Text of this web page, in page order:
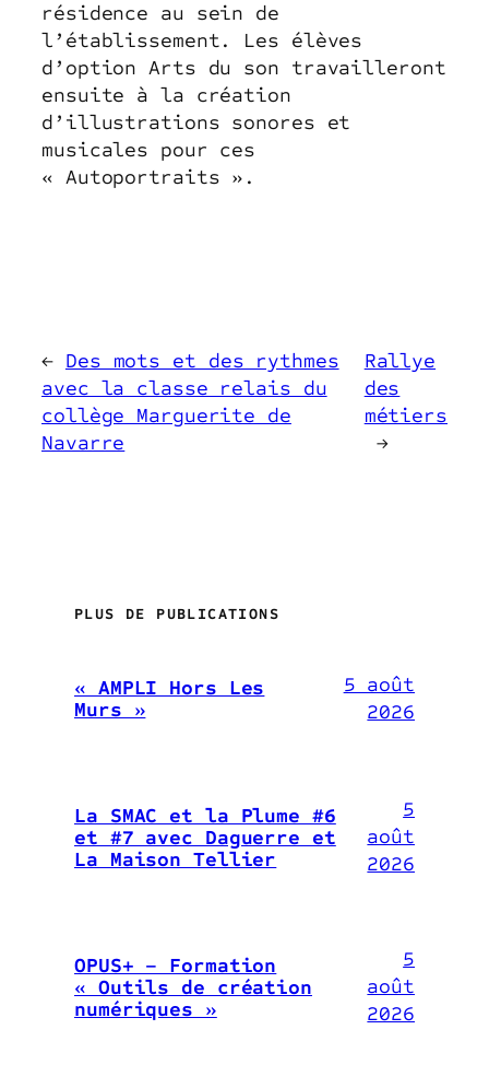
résidence au sein de
l’établissement. Les élèves
d’option Arts du son travailleront
ensuite à la création
d’illustrations sonores et
musicales pour ces
« Autoportraits ».
← Des mots et des rythmes
avec la classe relais du
collège Marguerite de
Navarre
Rallye
des
métiers
→
PLUS DE PUBLICATIONS
« AMPLI Hors Les
Murs »
5 août
2026
La SMAC et la Plume #6
et #7 avec Daguerre et
La Maison Tellier
5
août
2026
OPUS+ – Formation
« Outils de création
numériques »
5
août
2026